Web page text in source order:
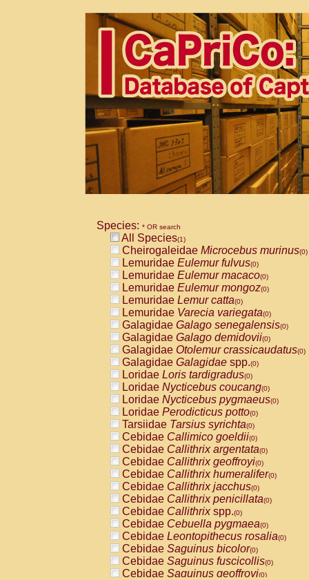
Species: * OR search
All Species(1)
Cheirogaleidae Microcebus murinus(0)
Lemuridae Eulemur fulvus(0)
Lemuridae Eulemur macaco(0)
Lemuridae Eulemur mongoz(0)
Lemuridae Lemur catta(0)
Lemuridae Varecia variegata(0)
Galagidae Galago senegalensis(0)
Galagidae Galago demidovii(0)
Galagidae Otolemur crassicaudatus(0)
Galagidae Galagidae spp.(0)
Loridae Loris tardigradus(0)
Loridae Nycticebus coucang(0)
Loridae Nycticebus pygmaeus(0)
Loridae Perodicticus potto(0)
Tarsiidae Tarsius syrichta(0)
Cebidae Callimico goeldii(0)
Cebidae Callithrix argentata(0)
Cebidae Callithrix geoffroyi(0)
Cebidae Callithrix humeralifer(0)
Cebidae Callithrix jacchus(0)
Cebidae Callithrix penicillata(0)
Cebidae Callithrixspp.(0)
Cebidae Cebuella pygmaea(0)
Cebidae Leontopithecus rosalia(0)
Cebidae Saguinus bicolor(0)
Cebidae Saguinus fuscicollis(0)
Cebidae Saguinus geoffroyi(0)